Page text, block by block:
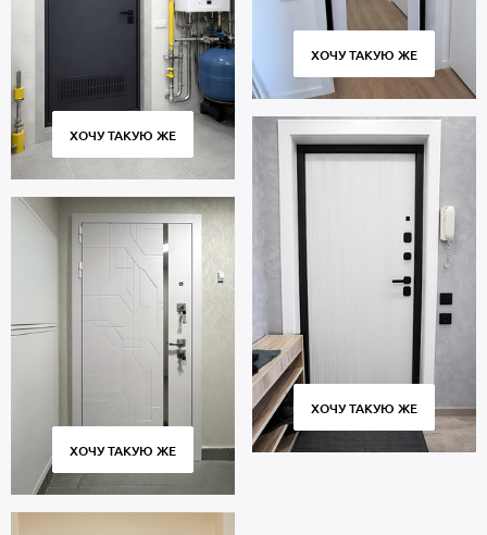
ХОЧУ ТАКУЮ ЖЕ
ХОЧУ ТАКУЮ ЖЕ
ХОЧУ ТАКУЮ ЖЕ
ХОЧУ ТАКУЮ ЖЕ